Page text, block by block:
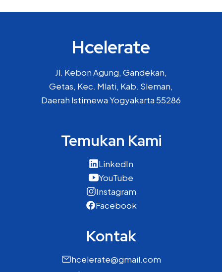
Hcelerate
Jl. Kebon Agung, Gandekan,
Getas, Kec. Mlati, Kab. Sleman,
Daerah Istimewa Yogyakarta 55286
Temukan Kami
LinkedIn
YouTube
Instagram
Facebook
Kontak
hcelerate@gmail.com